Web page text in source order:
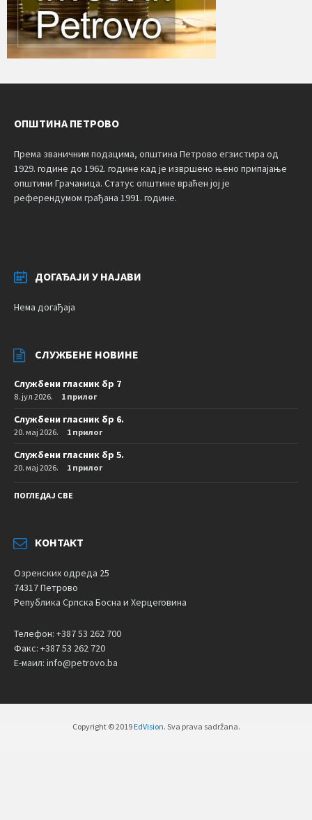
ОПШТИНА ПЕТРОВО
Према званичним подацима, општина Петрово егзистира од
1929. године до 1962. године кад је извршено њено припајање
општини Грачаница. Статус општине враћен јој је
референдумом грађана 1991. године.
ДОГАЂАЈИ У НАЈАВИ
Нема догађаја
СЛУЖБЕНЕ НОВИНЕ
Службени гласник бр 7
8. јул 2026. 1 прилог
Службени гласник бр 6.
20. мај 2026. 1 прилог
Службени гласник бр 5.
20. мај 2026. 1 прилог
ПОГЛЕДАЈ СВЕ
КОНТАКТ
Озренских одреда 25
74317 Петрово
Република Српска Босна и Херцеговина
Телефон: +387 53 262 700
Факс: +387 53 262 720
Е-маил: info@petrovo.ba
Copyright © 2019 EdVision. Sva prava sadržana.